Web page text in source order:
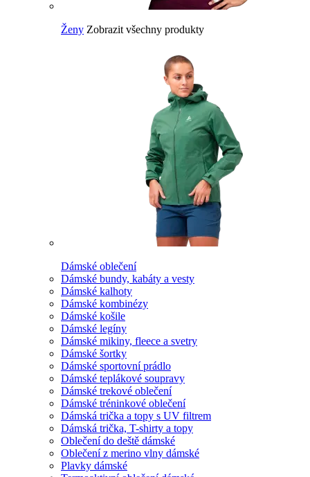
Ženy Zobrazit všechny produkty
Dámské oblečení
Dámské bundy, kabáty a vesty
Dámské kalhoty
Dámské kombinézy
Dámské košile
Dámské legíny
Dámské mikiny, fleece a svetry
Dámské šortky
Dámské sportovní prádlo
Dámské teplákové soupravy
Dámské trekové oblečení
Dámské tréninkové oblečení
Dámská trička a topy s UV filtrem
Dámská trička, T-shirty a topy
Oblečení do deště dámské
Oblečení z merino vlny dámské
Plavky dámské